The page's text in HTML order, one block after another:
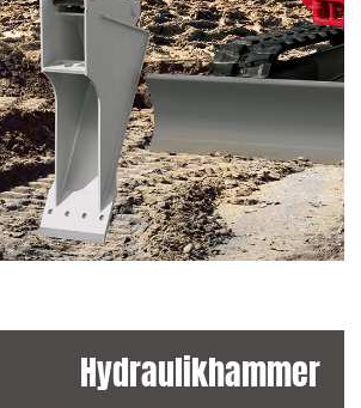
Hydraulikhammer